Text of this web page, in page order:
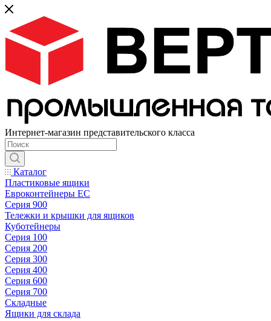
Интернет-магазин представительского класса
Каталог
Пластиковые ящики
Евроконтейнеры ЕС
Серия 900
Тележки и крышки для ящиков
Куботейнеры
Серия 100
Серия 200
Серия 300
Серия 400
Серия 600
Серия 700
Складные
Ящики для склада